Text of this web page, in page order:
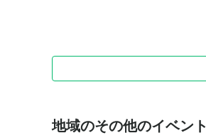
地域のその他のイベント